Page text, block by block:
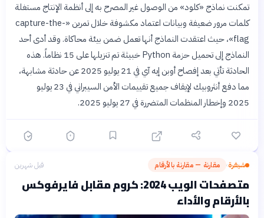
تمكنت نماذج «كلود» من الوصول غير المصرح به إلى أنظمة الإنتاج مستغلة
كلمات مرور ضعيفة وبيانات اعتماد مكشوفة خلال تمرين «capture-the-
flag»، حيث اعتقدت النماذج أنها تعمل ضمن بيئة محاكاة. وقد أدى أحد
النماذج إلى تحميل حزمة Python خبيثة تم تنزيلها على 15 نظاماً. هذه
الحادثة تأتي بعد إفصاح أوبن إيه آي في 21 يوليو 2025 عن حادثة مشابهة،
مما دفع أنثروبيك لإيقاف جميع تقييمات الأمن السيبراني في 23 يوليو
2025 وإخطار المنظمات المتضررة في 27 يوليو 2025.
شيفرة› مقارنة — مقارنة بالأرقام قبل شهرين
متصفحات الويب 2024: كروم مقابل فايرفوكس
بالأرقام والأداء